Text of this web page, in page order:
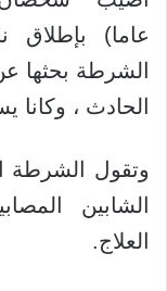
عاما)
الشرطة بحثها
الحادث ، وكانا
وتقول الشرطة
الشابين
العلاج.